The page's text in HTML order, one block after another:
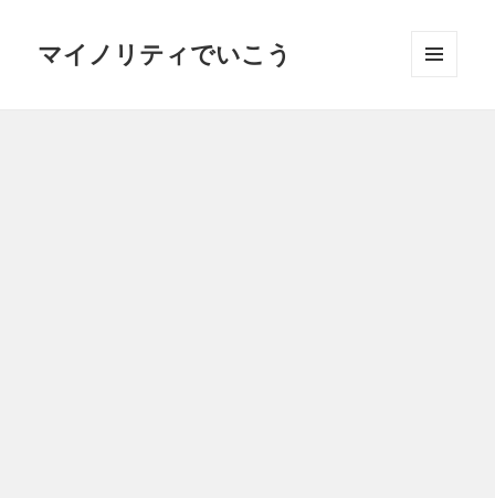
マイノリティでいこう